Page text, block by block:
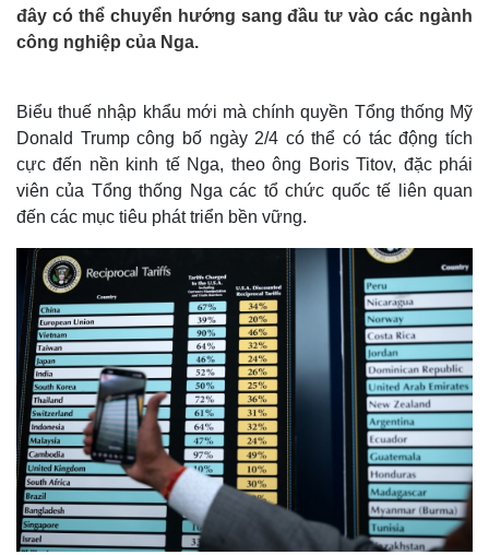
đây có thể chuyển hướng sang đầu tư vào các ngành
công nghiệp của Nga.
Biểu thuế nhập khẩu mới mà chính quyền Tổng thống Mỹ
Donald Trump công bố ngày 2/4 có thể có tác động tích
cực đến nền kinh tế Nga, theo ông Boris Titov, đặc phái
viên của Tổng thống Nga các tổ chức quốc tế liên quan
đến các mục tiêu phát triển bền vững.